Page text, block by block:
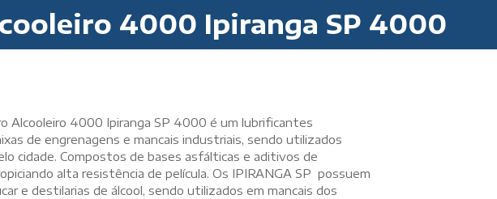
4000 Ipiranga SP 4000
Alcooleiro 4000 Ipiranga SP 4000 é um lubrificantes
de engrenagens e mancais industriais, sendo utilizados
cidade. Compostos de bases asfálticas e aditivos de
alta resistência de película. Os IPIRANGA SP possuem
e destilarias de álcool, sendo utilizados em mancais dos